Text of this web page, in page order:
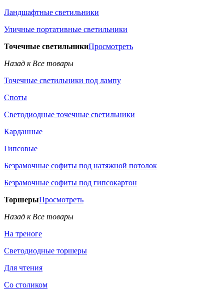
Ландшафтные светильники
Уличные портативные светильники
Точечные светильникиПросмотреть
Назад к Все товары
Точечные светильники под лампу
Споты
Светодиодные точечные светильники
Карданные
Гипсовые
Безрамочные софиты под натяжной потолок
Безрамочные софиты под гипсокартон
ТоршерыПросмотреть
Назад к Все товары
На треноге
Светодиодные торшеры
Для чтения
Со столиком